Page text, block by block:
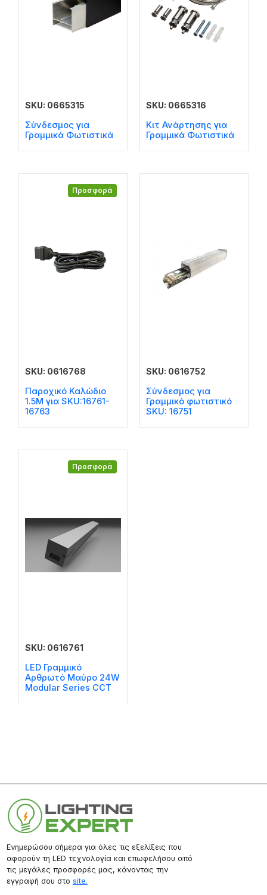
SKU: 0665315
Σύνδεσμος για
Γραμμικά Φωτιστικά
SKU: 0665316
Κιτ Ανάρτησης για
Γραμμικά Φωτιστικά
Προσφορά
SKU: 0616768
Παροχικό Καλώδιο
1.5M για SKU:16761-
16763
SKU: 0616752
Σύνδεσμος για
Γραμμικό φωτιστικό
SKU: 16751
Προσφορά
SKU: 0616761
LED Γραμμικό
Αρθρωτό Μαύρο 24W
Modular Series CCT
Ενημερώσου σήμερα για όλες τις εξελίξεις που
αφορούν τη LED τεχνολογία και επωφελήσου από
τις μεγάλες προσφορές μας, κάνοντας την
εγγραφή σου στο site.